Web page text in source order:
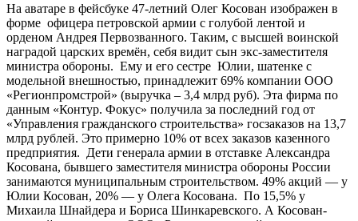
На аватаре в фейсбуке 47-летний Олег Косован изображен в
форме офицера петровской армии с голубой лентой и
орденом Андрея Первозванного. Таким, с высшей воинской
наградой царских времён, себя видит сын экс-заместителя
министра обороны. Ему и его сестре Юлии, шатенке с
модельной внешностью, принадлежит 69% компании ООО
«Регионпромстрой» (выручка – 3,4 млрд руб). Эта фирма по
данным «Контур. Фокус» получила за последний год от
«Управления гражданского строительства» госзаказов на 13,7
млрд рублей. Это примерно 10% от всех заказов казенного
предприятия. Дети генерала армии в отставке Александра
Косована, бывшего заместителя министра обороны России
занимаются муниципальным строительством. 49% акций — у
Юлии Косован, 20% — у Олега Косована. По 15,5% у
Михаила Шнайдера и Бориса Шинкаревского. А Косован-